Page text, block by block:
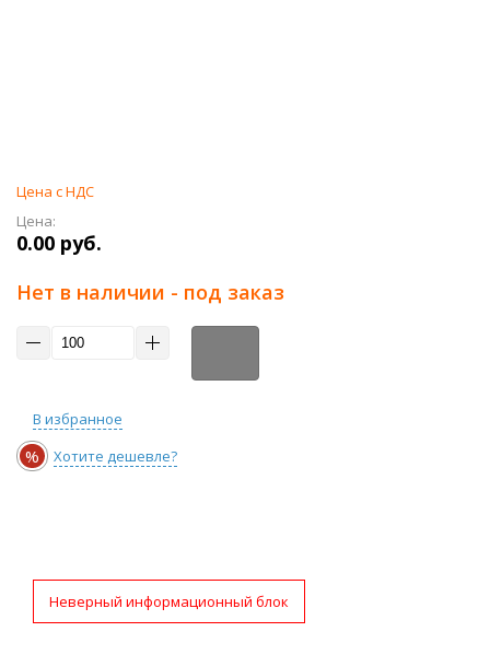
Цена с НДС
Цена:
0.00 руб.
Нет в наличии - под заказ
В избранное
% Хотите дешевле?
Неверный информационный блок